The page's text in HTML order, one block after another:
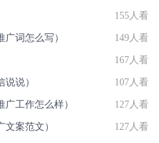
155人看
词怎么写） 149人看
167人看
说） 107人看
工作怎么样） 127人看
案范文） 127人看